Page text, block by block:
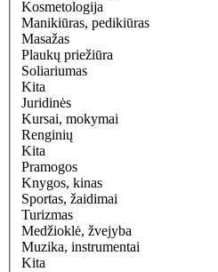
Kosmetologija
Manikiūras, pedikiūras
Masažas
Plaukų priežiūra
Soliariumas
Kita
Juridinės
Kursai, mokymai
Renginių
Kita
Pramogos
Knygos, kinas
Sportas, žaidimai
Turizmas
Medžioklė, žvejyba
Muzika, instrumentai
Kita